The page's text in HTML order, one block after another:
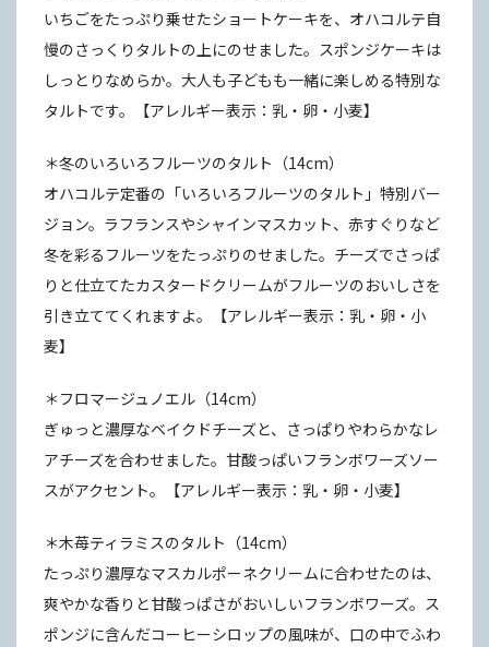
いちごをたっぷり乗せたショートケーキを、オハコルテ自
慢のさっくりタルトの上にのせました。スポンジケーキは
しっとりなめらか。大人も子どもも一緒に楽しめる特別な
タルトです。【アレルギー表示：乳・卵・小麦】
＊冬のいろいろフルーツのタルト（14cm）
オハコルテ定番の「いろいろフルーツのタルト」特別バー
ジョン。ラフランスやシャインマスカット、赤すぐりなど
冬を彩るフルーツをたっぷりのせました。チーズでさっぱ
りと仕立てたカスタードクリームがフルーツのおいしさを
引き立ててくれますよ。【アレルギー表示：乳・卵・小
麦】
＊フロマージュノエル（14cm）
ぎゅっと濃厚なベイクドチーズと、さっぱりやわらかなレ
アチーズを合わせました。甘酸っぱいフランボワーズソー
スがアクセント。【アレルギー表示：乳・卵・小麦】
＊木苺ティラミスのタルト（14cm）
たっぷり濃厚なマスカルポーネクリームに合わせたのは、
爽やかな香りと甘酸っぱさがおいしいフランボワーズ。ス
ポンジに含んだコーヒーシロップの風味が、口の中でふわ